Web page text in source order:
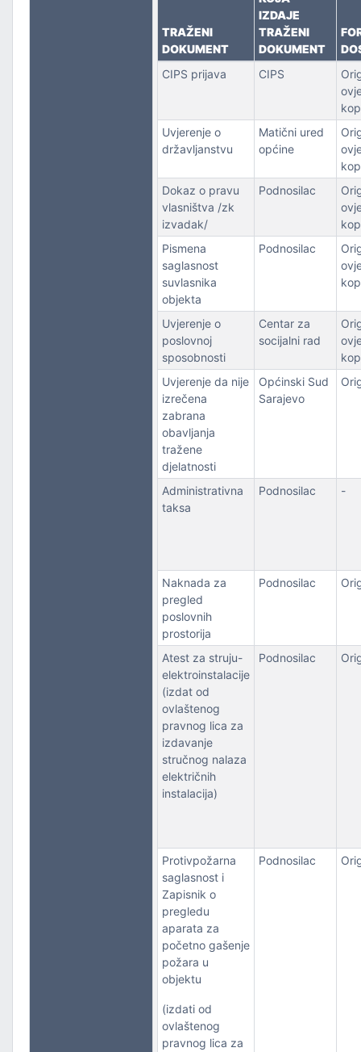
TRAŽENI
DOKUMENT
IZDAJE
TRAŽENI
DOKUMENT
CIPS prijava
CIPS
Uvjerenje o
državljanstvu
Matični ured
općine
Dokaz o pravu
vlasništva /zk
izvadak/
Podnosilac
Pismena
saglasnost
suvlasnika
objekta
Podnosilac
Uvjerenje o
poslovnoj
sposobnosti
Centar za
socijalni rad
Uvjerenje da nije
izrečena
zabrana
obavljanja
tražene
djelatnosti
Općinski Sud
Sarajevo
Administrativna
taksa
Podnosilac -
Naknada za
pregled
poslovnih
prostorija
Podnosilac
Atest za struju-
elektroinstalacije
(izdat od
ovlaštenog
pravnog lica za
izdavanje
stručnog nalaza
električnih
instalacija)
Podnosilac
Protivpožarna
saglasnost i
Zapisnik o
pregledu
aparata za
početno gašenje
požara u
objektu
(izdati od
ovlaštenog
pravnog lica za
Podnosilac